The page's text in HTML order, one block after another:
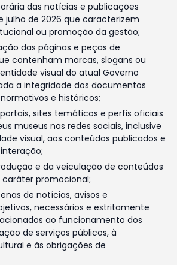
das notícias e publicações
julho de 2026 que caracterizem
ou promoção da gestão;
das páginas e peças de
contenham marcas, slogans ou
visual do atual Governo
a integridade dos documentos
e históricos;
sites temáticos e perfis oficiais
museus nas redes sociais, inclusive
visual, aos conteúdos publicados e
e da veiculação de conteúdos
promocional;
de notícias, avisos e
necessários e estritamente
ao funcionamento dos
de serviços públicos, à
e às obrigações de